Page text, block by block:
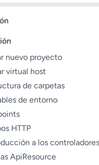
nuevo proyecto
virtual host
de carpetas
de entorno
HTTP
a los
ApiResource